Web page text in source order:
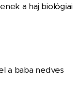
a haj biológiai
a baba nedves